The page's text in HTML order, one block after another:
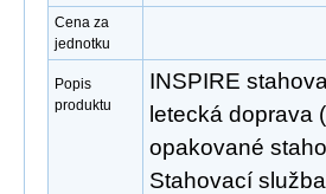
Cena za
jednotku
Popis
produktu
INSPIRE
letecká doprava
opakované
Stahovací